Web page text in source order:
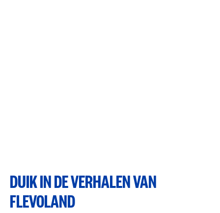
DUIK IN DE VERHALEN VAN
FLEVOLAND